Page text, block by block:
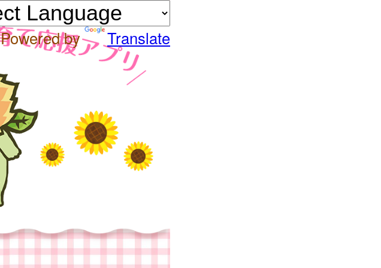
Powered by Translate